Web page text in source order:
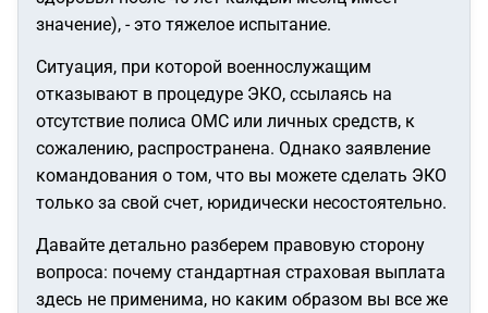
первоначальный взнос(подтверждающий договор есть).В
скором времени сын продает эту квартиру и покупает
себе другую. Проходит 9 лет.По сроку службы военная
ипотека полностью погашена,но переофорлять на
родителей сын уже отказывается.Ситуация
тупиковая,какие есть возможные варианты решения?
Есть опасения,что сын в любой момент может выгнать
родителей с квартиры.Родители пенсионеры по возрасту и
Сын на контакт не идет.
значение), - это тяжелое испытание.
Ситуация, при которой военнослужащим
отказывают в процедуре ЭКО, ссылаясь на
отсутствие полиса ОМС или личных средств, к
сожалению, распространена. Однако заявление
командования о том, что вы можете сделать ЭКО
только за свой счет, юридически несостоятельно.
Давайте детально разберем правовую сторону
вопроса: почему стандартная страховая выплата
здесь не применима, но каким образом вы все же